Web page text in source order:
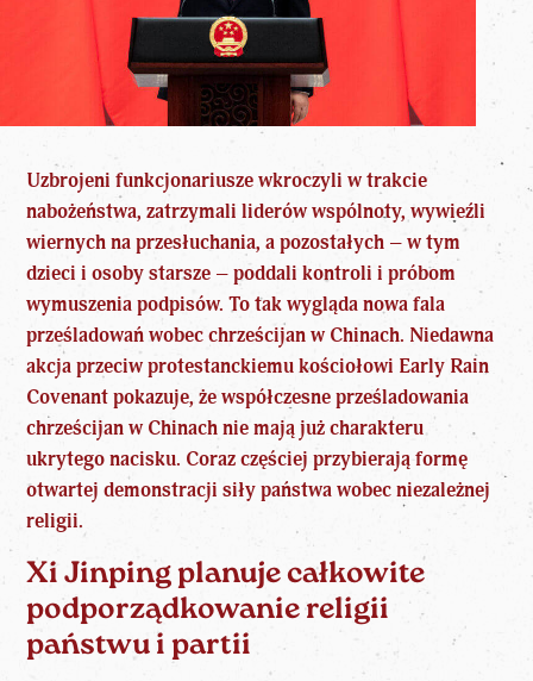
Uzbrojeni funkcjonariusze wkroczyli w trakcie
nabożeństwa, zatrzymali liderów wspólnoty, wywieźli
wiernych na przesłuchania, a pozostałych – w tym
dzieci i osoby starsze – poddali kontroli i próbom
wymuszenia podpisów. To tak wygląda nowa fala
prześladowań wobec chrześcijan w Chinach. Niedawna
akcja przeciw protestanckiemu kościołowi Early Rain
Covenant pokazuje, że współczesne prześladowania
chrześcijan w Chinachnie mają już charakteru
ukrytego nacisku. Coraz częściej przybierają formę
otwartej demonstracji siły państwa wobec niezależnej
religii.
Xi Jinping planuje całkowite
podporządkowanie religii
państwu i partii